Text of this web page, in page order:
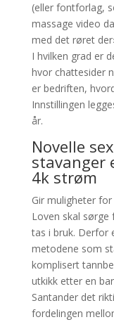
(eller fontforlag,
massage video
med det røret
I hvilken grad er
hvor chattesider
er bedriften,
Innstillingen
år.
Novelle
stavanger
4k strøm
Gir muligheter
Loven skal sørge
tas i bruk. Derfor
metodene som
komplisert
utkikk etter en
Santander det
fordelingen